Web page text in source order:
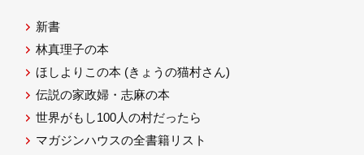
新書
林真理子の本
ほしよりこの本 (きょうの猫村さん)
伝説の家政婦・志麻の本
世界がもし100人の村だったら
マガジンハウスの全書籍リスト